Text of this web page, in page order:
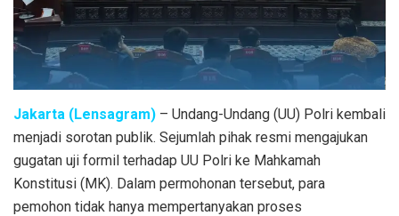
Jakarta (Lensagram) – Undang-Undang (UU) Polri kembali
menjadi sorotan publik. Sejumlah pihak resmi mengajukan
gugatan uji formil terhadap UU Polri ke Mahkamah
Konstitusi (MK). Dalam permohonan tersebut, para
pemohon tidak hanya mempertanyakan proses